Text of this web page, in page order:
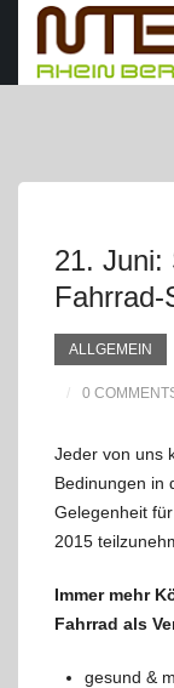
21. Juni:
ALLGEMEIN
0
Jeder von uns
Bedinungen in
Gelegenheit
2015
Immer mehr
Fahrrad als
gesund &